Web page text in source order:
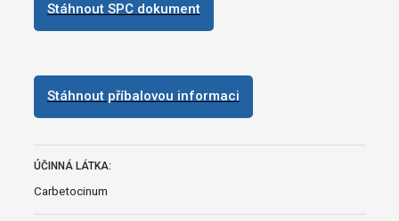
Stáhnout SPC dokument
Stáhnout příbalovou informaci
ÚČINNÁ LÁTKA:
Carbetocinum